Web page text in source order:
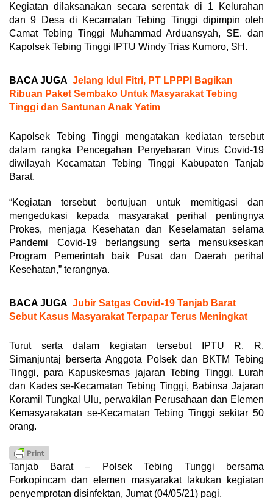
Kegiatan dilaksanakan secara serentak di 1 Kelurahan
dan 9 Desa di Kecamatan Tebing Tinggi dipimpin oleh
Camat Tebing Tinggi Muhammad Arduansyah, SE. dan
Kapolsek Tebing Tinggi IPTU Windy Trias Kumoro, SH.
BACA JUGA Jelang Idul Fitri, PT LPPPI Bagikan
Ribuan Paket Sembako Untuk Masyarakat Tebing
Tinggi dan Santunan Anak Yatim
Kapolsek Tebing Tinggi mengatakan kediatan tersebut
dalam rangka Pencegahan Penyebaran Virus Covid-19
diwilayah Kecamatan Tebing Tinggi Kabupaten Tanjab
Barat.
“Kegiatan tersebut bertujuan untuk memitigasi dan
mengedukasi kepada masyarakat perihal pentingnya
Prokes, menjaga Kesehatan dan Keselamatan selama
Pandemi Covid-19 berlangsung serta mensukseskan
Program Pemerintah baik Pusat dan Daerah perihal
Kesehatan,” terangnya.
BACA JUGA Jubir Satgas Covid-19 Tanjab Barat
Sebut Kasus Masyarakat Terpapar Terus Meningkat
Turut serta dalam kegiatan tersebut IPTU R. R.
Simanjuntaj berserta Anggota Polsek dan BKTM Tebing
Tinggi, para Kapuskesmas jajaran Tebing Tinggi, Lurah
dan Kades se-Kecamatan Tebing Tinggi, Babinsa Jajaran
Koramil Tungkal Ulu, perwakilan Perusahaan dan Elemen
Kemasyarakatan se-Kecamatan Tebing Tinggi sekitar 50
orang.
Tanjab Barat – Polsek Tebing Tunggi bersama
Forkopincam dan elemen masyarakat lakukan kegiatan
penyemprotan disinfektan, Jumat (04/05/21) pagi.